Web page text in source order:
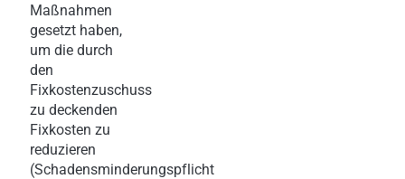
Maßnahmen
gesetzt haben,
um die durch
den
Fixkostenzuschuss
zu deckenden
Fixkosten zu
reduzieren
(Schadensminderungspflicht